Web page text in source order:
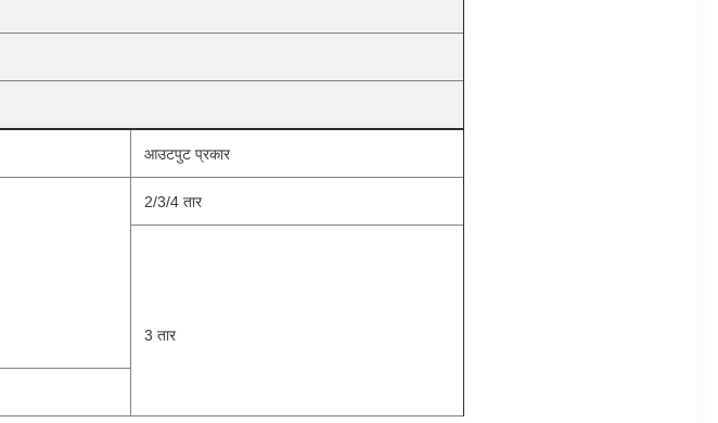
आउटपुट प्रकार
2/3/4 तार
3 तार